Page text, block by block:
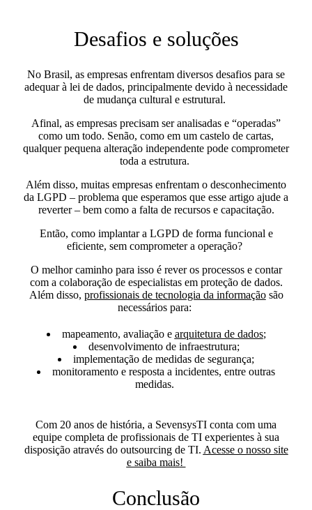
Desafios e soluções
No Brasil, as empresas enfrentam diversos desafios para se
adequar à lei de dados, principalmente devido à necessidade
de mudança cultural e estrutural.
Afinal, as empresas precisam ser analisadas e “operadas”
como um todo. Senão, como em um castelo de cartas,
qualquer pequena alteração independente pode comprometer
toda a estrutura.
Além disso, muitas empresas enfrentam o desconhecimento
da LGPD – problema que esperamos que esse artigo ajude a
reverter – bem como a falta de recursos e capacitação.
Então, como implantar a LGPD de forma funcional e
eficiente, sem comprometer a operação?
O melhor caminho para isso é rever os processos e contar
com a colaboração de especialistas em proteção de dados.
Além disso, profissionais de tecnologia da informaçãosão
necessários para:
mapeamento, avaliação e arquitetura de dados;
desenvolvimento de infraestrutura;
implementação de medidas de segurança;
monitoramento e resposta a incidentes, entre outras
medidas.
Com 20 anos de história, a SevensysTI conta com uma
equipe completa de profissionais de TI experientes à sua
disposição através do outsourcing de TI. Acesse o nosso site
e saiba mais!
Conclusão